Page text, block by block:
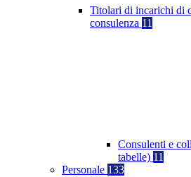
Titolari di incarichi di
consulenza 11
Consulenti e
tabelle) 11
Personale 133